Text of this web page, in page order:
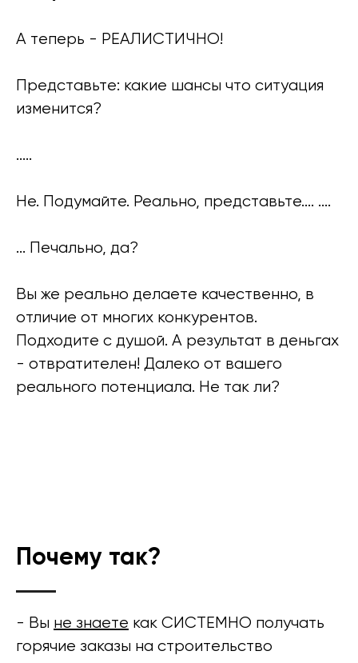
А теперь - РЕАЛИСТИЧНО!
Представьте: какие шансы что ситуация
изменится?
.....
Не. Подумайте. Реально, представьте.... ....
... Печально, да?
Вы же реально делаете качественно, в
отличие от многих конкурентов.
Подходите с душой. А результат в деньгах
- отвратителен! Далеко от вашего
реального потенциала. Не так ли?
Почему так?
- Вы не знаете как СИСТЕМНО получать
горячие заказы на строительство